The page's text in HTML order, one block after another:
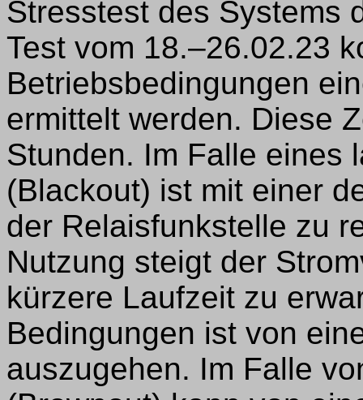
Stresstest des Systems
Test vom 18.–26.02.23
Betriebsbedingungen
ermittelt werden. Diese
Stunden. Im Falle eines
(Blackout) ist mit einer
der Relaisfunkstelle zu
Nutzung steigt der
kürzere Laufzeit zu
Bedingungen ist von
auszugehen. Im Falle